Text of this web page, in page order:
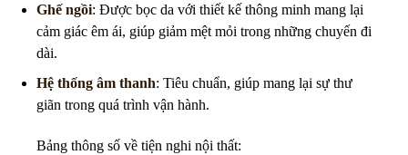
Ghế ngồi: Được bọc da với thiết kế thông minh mang lại
cảm giác êm ái, giúp giảm mệt mỏi trong những chuyến đi
dài.
Hệ thống âm thanh: Tiêu chuẩn, giúp mang lại sự thư
giãn trong quá trình vận hành.
Bảng thông số về tiện nghi nội thất: